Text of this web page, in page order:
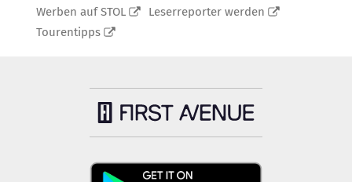
Werben auf STOL
Leserreporter werden
Tourentipps